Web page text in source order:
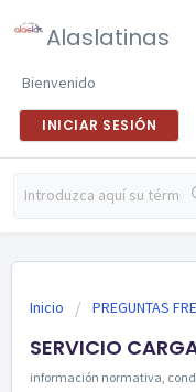
Alaslatinas
Bienvenido
INICIAR SESIÓN
Inicio PREGUNTAS
SERVICIO
información normativa,